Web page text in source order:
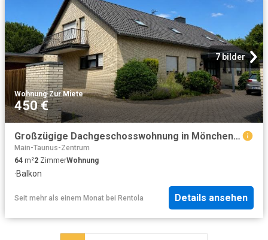
7 bilder
Wohnung·Zur Miete
450 €
Großzügige Dachgeschosswohnung in Mönchengladbach West
Main-Taunus-Zentrum
64 m²2 ZimmerWohnung
·Balkon
Seit mehr als einem Monat bei Rentola Details ansehen